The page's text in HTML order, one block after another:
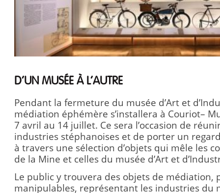
D’UN MUSÉE À L’AUTRE
Pendant la fermeture du musée d’Art et
médiation éphémère s’installera à Couriot–
7 avril au 14 juillet. Ce sera l’occasion de
industries stéphanoises et de porter un
à travers une sélection d’objets qui mêle les
de la Mine et celles du musée d’Art et
Le public y trouvera des objets de médiation,
manipulables, représentant les industries du